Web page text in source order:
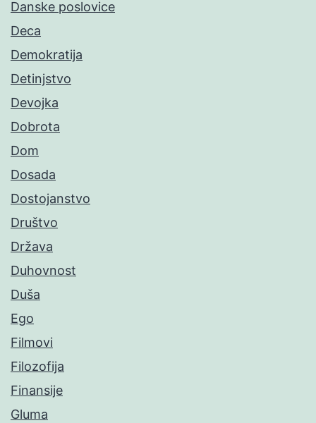
Danske poslovice
Deca
Demokratija
Detinjstvo
Devojka
Dobrota
Dom
Dosada
Dostojanstvo
Društvo
Država
Duhovnost
Duša
Ego
Filmovi
Filozofija
Finansije
Gluma